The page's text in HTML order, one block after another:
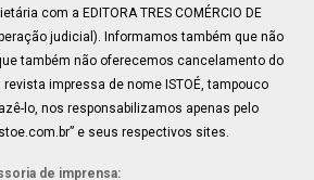
com a EDITORA TRES COMÉRCIO DE
judicial). Informamos também que não
também não oferecemos cancelamento do
impressa de nome ISTOÉ, tampouco
lo, nos responsabilizamos apenas pelo
e seus respectivos sites.
de imprensa: